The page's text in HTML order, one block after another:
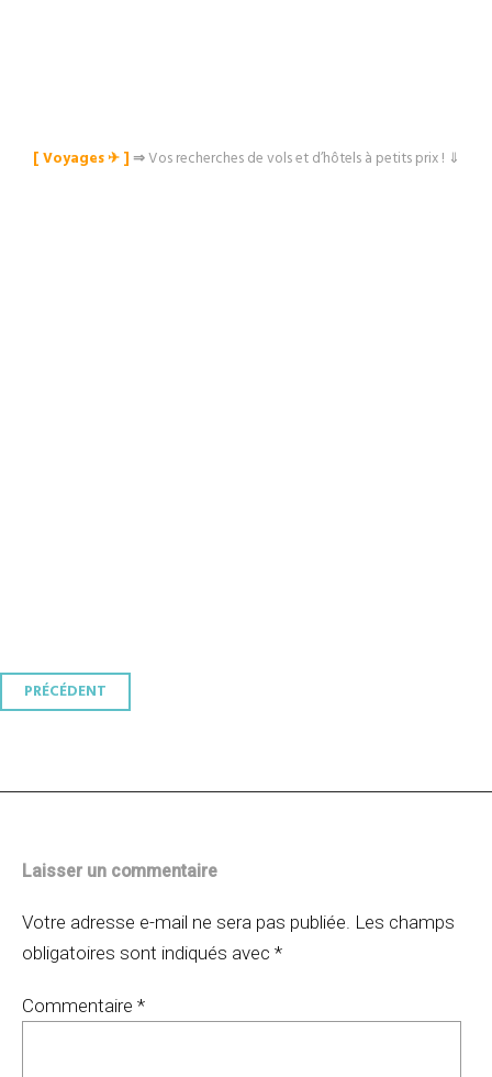
[ Voyages ✈︎ ]⇒Vos recherches de vols et d’hôtels à petits prix ! ⇓
Navigation
PRÉCÉDENT
Laisser un commentaire
Votre adresse e-mail ne sera pas publiée. Les champs
obligatoires sont indiqués avec *
Commentaire *